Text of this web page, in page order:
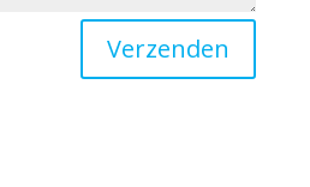
Verzenden